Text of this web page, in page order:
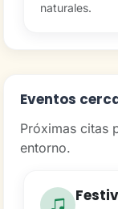
naturales.
Eventos
Próximas citas
entorno.